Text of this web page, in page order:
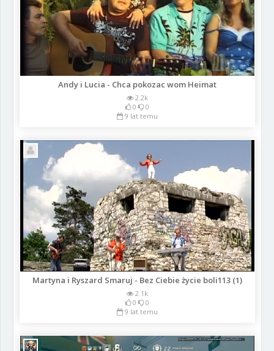
Andy i Lucia - Chca pokozac wom Heimat
2.2k
0
0
9 lat temu
Martyna i Ryszard Smaruj - Bez Ciebie życie boli113 (1)
2.1k
0
0
9 lat temu